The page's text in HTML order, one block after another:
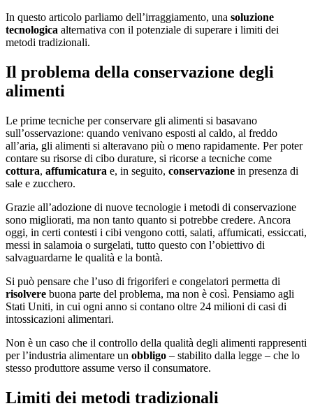
In questo articolo parliamo dell’irraggiamento, una soluzione
tecnologica alternativa con il potenziale di superare i limiti dei
metodi tradizionali.
Il problema della conservazione degli
alimenti
Le prime tecniche per conservare gli alimenti si basavano
sull’osservazione: quando venivano esposti al caldo, al freddo
all’aria, gli alimenti si alteravano più o meno rapidamente. Per poter
contare su risorse di cibo durature, si ricorse a tecniche come
cottura, affumicatura e, in seguito, conservazione in presenza di
sale e zucchero.
Grazie all’adozione di nuove tecnologie i metodi di conservazione
sono migliorati, ma non tanto quanto si potrebbe credere. Ancora
oggi, in certi contesti i cibi vengono cotti, salati, affumicati, essiccati,
messi in salamoia o surgelati, tutto questo con l’obiettivo di
salvaguardarne le qualità e la bontà.
Si può pensare che l’uso di frigoriferi e congelatori permetta di
risolvere buona parte del problema, ma non è così. Pensiamo agli
Stati Uniti, in cui ogni anno si contano oltre 24 milioni di casi di
intossicazioni alimentari.
Non è un caso che il controllo della qualità degli alimenti rappresenti
per l’industria alimentare un obbligo – stabilito dalla legge – che lo
stesso produttore assume verso il consumatore.
Limiti dei metodi tradizionali